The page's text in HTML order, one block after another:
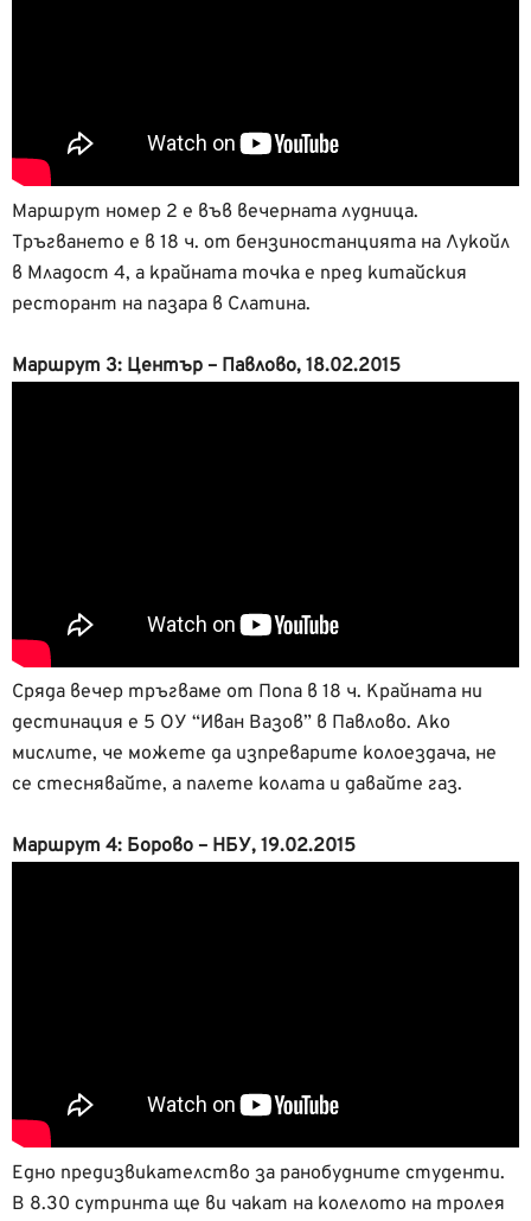
Маршрут номер 2 е във вечерната лудница.
Тръгването е в 18 ч. от бензиностанцията на Лукойл
в Младост 4, а крайната точка е пред китайския
ресторант на пазара в Слатина.
Маршрут 3: Център – Павлово, 18.02.2015
Сряда вечер тръгваме от Попа в 18 ч. Крайната ни
дестинация е 5 ОУ “Иван Вазов” в Павлово. Ако
мислите, че можете да изпреварите колоездача, не
се стеснявайте, а палете колата и давайте газ.
Маршрут 4: Борово – НБУ, 19.02.2015
Едно предизвикателство за ранобудните студенти.
В 8.30 сутринта ще ви чакат на колелото на тролея